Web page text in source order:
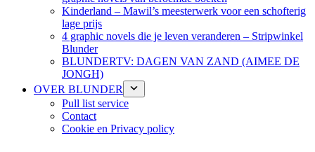
Kinderland – Mawil’s meesterwerk voor een schofterig
lage prijs
4 graphic novels die je leven veranderen – Stripwinkel
Blunder
BLUNDERTV: DAGEN VAN ZAND (AIMEE DE
JONGH)
OVER BLUNDER
Pull list service
Contact
Cookie en Privacy policy